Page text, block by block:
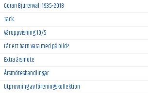
Göran Bjurenvall 1935-2018
Tack
Våruppvisning 19/5
Får ert barn vara med på bild?
Extra årsmöte
Årsmöteshandlingar
Utprovning av föreningskollektion